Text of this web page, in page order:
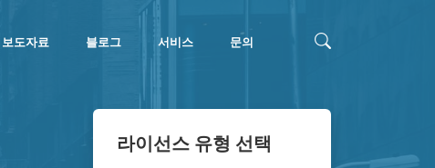
보도자료 블로그 서비스 문의
라이선스 유형 선택